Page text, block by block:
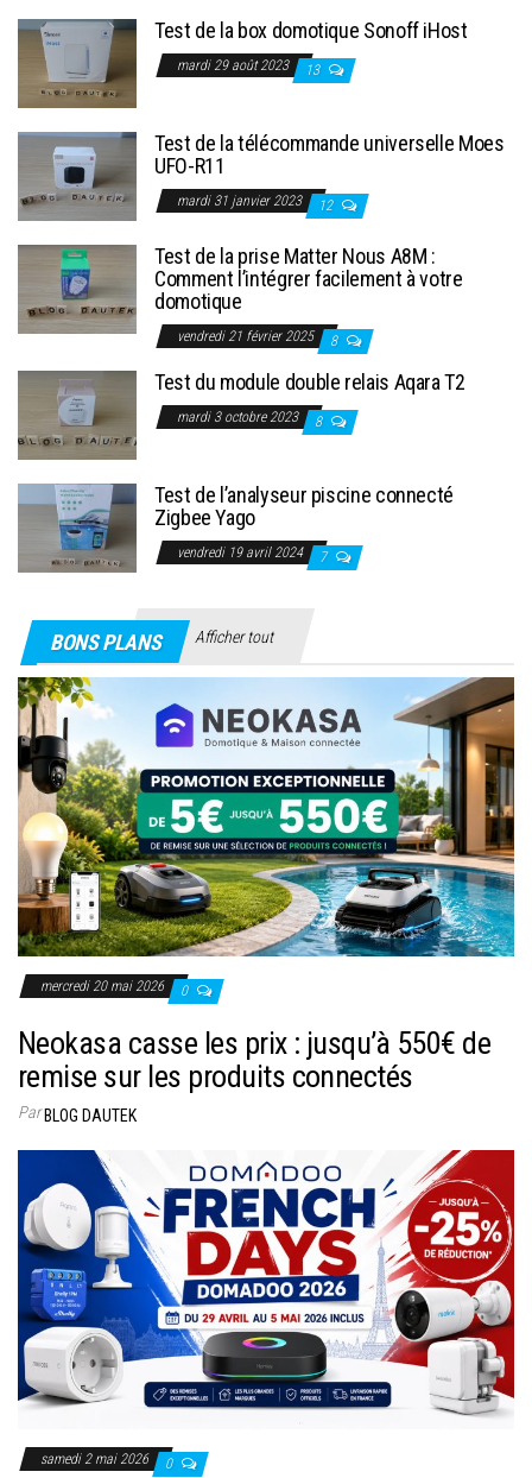
Test de la box domotique Sonoff iHost
mardi 29 août 2023 13
Test de la télécommande universelle Moes
UFO-R11
mardi 31 janvier 2023 12
Test de la prise Matter Nous A8M :
Comment l’intégrer facilement à votre
domotique
vendredi 21 février 2025 8
Test du module double relais Aqara T2
mardi 3 octobre 2023 8
Test de l’analyseur piscine connecté
Zigbee Yago
vendredi 19 avril 2024 7
BONS PLANS Afficher tout
mercredi 20 mai 2026 0
Neokasa casse les prix : jusqu’à 550€ de
remise sur les produits connectés
ParBLOG DAUTEK
samedi 2 mai 2026 0